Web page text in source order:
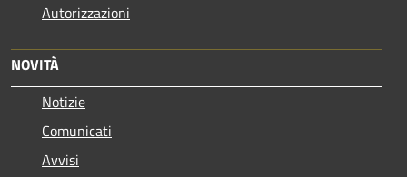
Autorizzazioni
NOVITÀ
Notizie
Comunicati
Avvisi